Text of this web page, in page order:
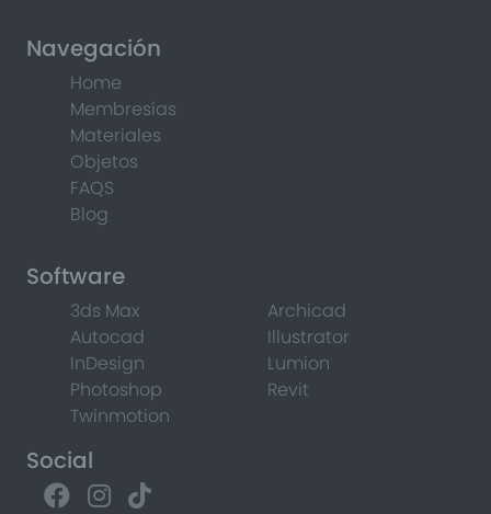
Navegación
Home
Membresías
Materiales
Objetos
FAQS
Blog
Software
3ds Max
Archicad
Autocad
Illustrator
InDesign
Lumion
Photoshop
Revit
Twinmotion
Social